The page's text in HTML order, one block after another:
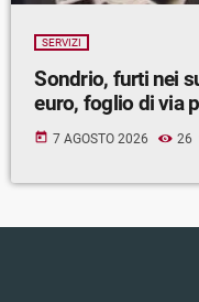
SERVIZI
Sondrio, furti nei
euro, foglio di via
today 7 AGOSTO 2026 26